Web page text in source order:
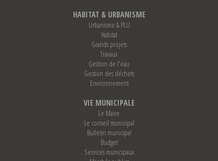
HABITAT & URBANISME
Urbanisme & PLU
Habitat
Grands projets
Travaux
Gestion de l'eau
Gestion des déchets
Environnement
VIE MUNICIPALE
Le Maire
Le conseil municipal
Bulletin municipal
Budget
Services municipaux